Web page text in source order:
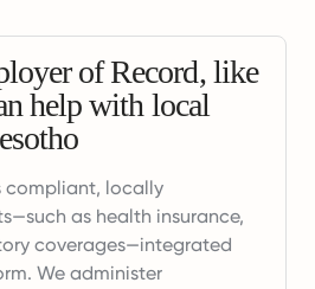
of Record, like
help with local
compliant, locally
as health insurance,
coverages—integrated
We administer